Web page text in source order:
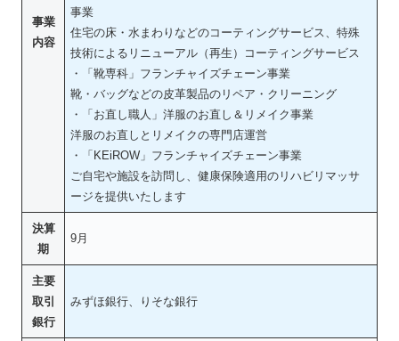
事業
内容
事業
住宅の床・水まわりなどのコーティングサービス、特殊
技術によるリニューアル（再生）コーティングサービス
・「靴専科」フランチャイズチェーン事業
靴・バッグなどの皮革製品のリペア・クリーニング
・「お直し職人」洋服のお直し＆リメイク事業
洋服のお直しとリメイクの専門店運営
・「KEiROW」フランチャイズチェーン事業
ご自宅や施設を訪問し、健康保険適用のリハビリマッサ
ージを提供いたします
決算
期
9月
主要
取引
銀行
みずほ銀行、りそな銀行